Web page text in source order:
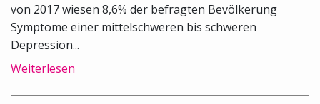
von 2017 wiesen 8,6% der befragten Bevölkerung
Symptome einer mittelschweren bis schweren
Depression...
Weiterlesen